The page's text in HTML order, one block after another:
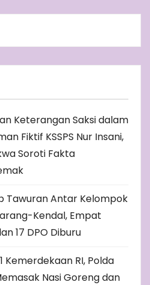
Keterangan Saksi dalam
Fiktif KSSPS Nur Insani,
Soroti Fakta
Tawuran Antar Kelompok
Kendal, Empat
17 DPO Diburu
Kemerdekaan RI, Polda
Nasi Goreng dan